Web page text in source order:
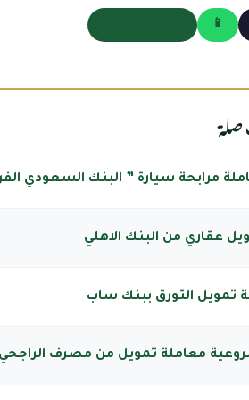
📱
مرابحة سيارة ” البنك السعودي
عقاري من البنك الاهلي
تمويل التورق ببنك ساب
معاملة تمويل من مصرف الراجحي